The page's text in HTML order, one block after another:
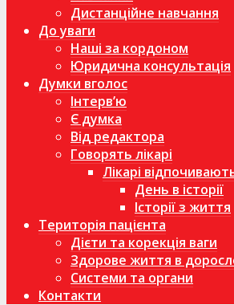
Дистанційне навчання
До уваги
Наші за кордоном
Юридична консультація
Думки вголос
Інтерв’ю
Є думка
Від редактора
Говорять лікарі
Лікарі
День в історії
Історії з життя
Територія пацієнта
Дієти та корекція ваги
Здорове життя в
Системи та органи
Контакти